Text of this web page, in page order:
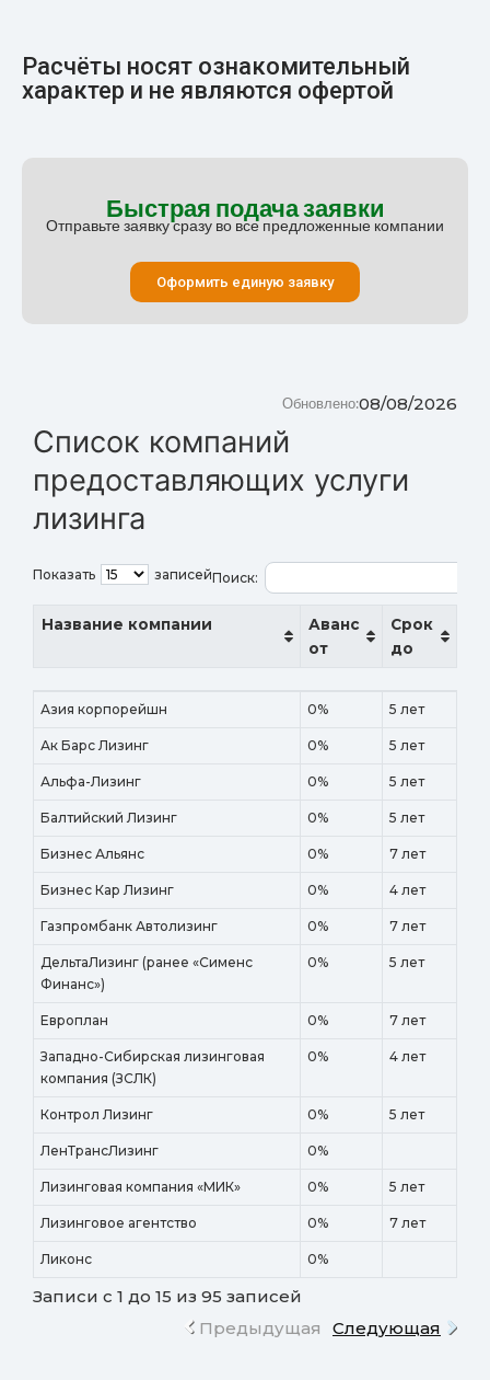
Расчёты носят ознакомительный
характер и не являются офертой
Быстрая подача заявки
Отправьте заявку сразу во все предложенные компании
Оформить единую заявку
08/08/2026
Обновлено:
Список компаний
предоставляющих услуги
лизинга
Показать записейПоиск:
Название компании
Аванс
от
Срок
до
Название компании
Аванс
Срок
Азия корпорейшн 0% 5 лет
Ак Барс Лизинг 0% 5 лет
Альфа-Лизинг 0% 5 лет
Балтийский Лизинг 0% 5 лет
Бизнес Альянс 0% 7 лет
Бизнес Кар Лизинг 0% 4 лет
Газпромбанк Автолизинг 0% 7 лет
ДельтаЛизинг (ранее «Сименс
Финанс»)
0% 5 лет
Европлан 0% 7 лет
Западно-Сибирская лизинговая
компания (ЗСЛК)
0% 4 лет
Контрол Лизинг 0% 5 лет
ЛенТрансЛизинг 0%
Лизинговая компания «МИК» 0% 5 лет
Лизинговое агентство 0% 7 лет
Ликонс 0%
Записи с 1 до 15 из 95 записей
Предыдущая
Следующая